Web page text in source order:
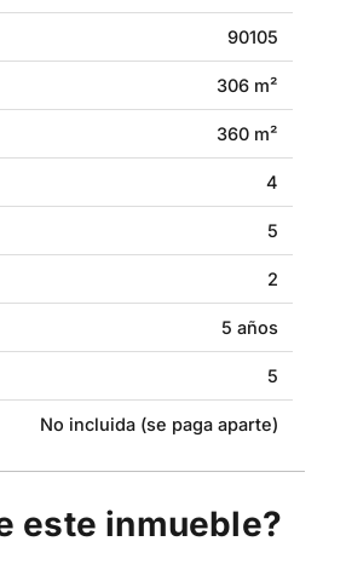
ambiente cálido y acogedor en
90105
306 m²
360 m²
4
5
2
5 años
5
No incluida (se paga aparte)
este inmueble?